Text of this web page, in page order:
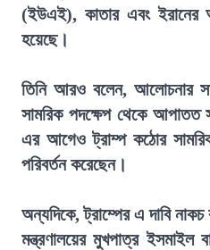
(ইউএই), কাতার এবং
হয়েছে।
তিনি আরও বলেন, আলোচনার
সামরিক পদক্ষেপ থেকে আপাতত
এর আগেও ট্রাম্প কঠোর
পরিবর্তন করেছেন।
অন্যদিকে, ট্রাম্পের এ দাবি নাকচ
মন্ত্রণালয়ের মুখপাত্র ইসমাইল